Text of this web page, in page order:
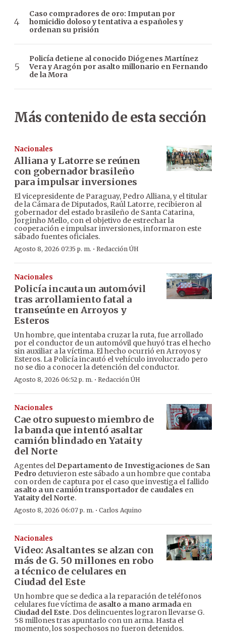
Caso compradores de oro: Imputan por
homicidio doloso y tentativa a españoles y
ordenan su prisión
Policía detiene al conocido Diógenes Martínez
Vera y Aragón por asalto millonario en Fernando
de la Mora
Más contenido de esta sección
Nacionales
Alliana y Latorre se reúnen
con gobernador brasileño
para impulsar inversiones
El vicepresidente de Paraguay, Pedro Alliana, y el titular
de la Cámara de Diputados, Raúl Latorre, recibieron al
gobernador del estado brasileño de Santa Catarina,
Jorginho Mello, con el objetivo de estrechar la
cooperación e impulsar inversiones, informaron este
sábado fuentes oficiales.
Agosto 8, 2026 07:35 p. m. · Redacción ÚH
Nacionales
Policía incauta un automóvil
tras arrollamiento fatal a
transeúnte en Arroyos y
Esteros
Un hombre, que intentaba cruzar la ruta, fue arrollado
por el conductor de un automóvil que huyó tras el hecho
sin auxiliar a la víctima. El hecho ocurrió en Arroyos y
Esteros. La Policía incautó el vehículo involucrado pero
no se dio a conocer la detención del conductor.
Agosto 8, 2026 06:52 p. m. · Redacción ÚH
Nacionales
Cae otro supuesto miembro de
la banda que intentó asaltar
camión blindado en Yataity
del Norte
Agentes del Departamento de Investigaciones de San
Pedro detuvieron este sábado a un hombre que contaba
con orden de captura por el caso que investiga el fallido
asalto a un camión transportador de caudales en
Yataity del Norte.
Agosto 8, 2026 06:07 p. m. · Carlos Aquino
Nacionales
Video: Asaltantes se alzan con
más de G. 50 millones en robo
a técnico de celulares en
Ciudad del Este
Un hombre que se dedica a la reparación de teléfonos
celulares fue víctima de asalto a mano armada en
Ciudad del Este. Dos delincuentes lograron llevarse G.
58 millones tras apuntarlo con un arma. Hasta el
momento, los sospechosos no fueron detenidos.